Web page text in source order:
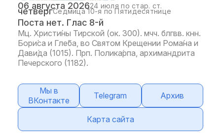
06 августа 202624 июля по стар. ст.
четвергСедмица 10-я по Пятидесятнице
Поста нет. Глас 8-й
Мц. Христи́ны Тирской (ок. 300). мчч. блгвв. кнн.
Бори́са и Гле́ба, во Святом Крещении Рома́на и
Дави́да (1015). Прп. Полика́рпа, архимандрита
Печерского (1182).
Мы в
ВКонтакте
Telegram Архив
Карта сайта